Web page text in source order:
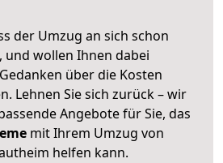
der Umzug an sich schon
und wollen Ihnen dabei
über die Kosten
Lehnen Sie sich zurück – wir
Angebote für Sie, das
mit Ihrem Umzug von
helfen kann.